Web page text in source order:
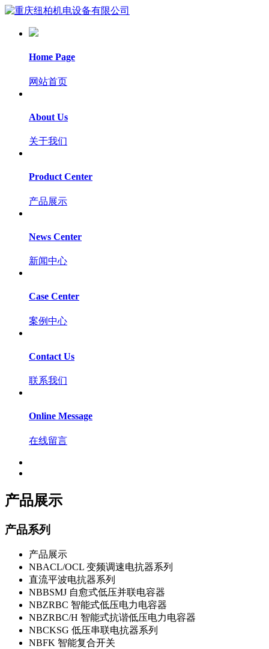
Home Page
网站首页
About Us
关于我们
Product Center
产品展示
News Center
新闻中心
Case Center
案例中心
Contact Us
联系我们
Online Message
在线留言
产品展示
产品系列
产品展示
NBACL/OCL 变频调速电抗器系列
直流平波电抗器系列
NBBSMJ 自愈式低压并联电容器
NBZRBC 智能式低压电力电容器
NBZRBC/H 智能式抗谐低压电力电容器
NBCKSG 低压串联电抗器系列
NBFK 智能复合开关